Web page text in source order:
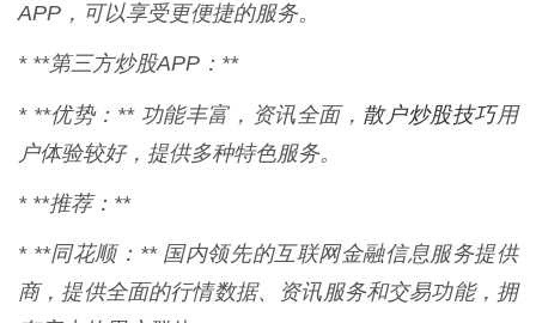
APP，可以享受更便捷的服务。
* **第三方炒股APP：**
* **优势：** 功能丰富，资讯全面， 散户炒股技巧用
户体验较好，提供多种特色服务。
* **推荐：**
* **同花顺：** 国内领先的互联网金融信息服务提供
商，提供全面的行情数据、资讯服务和交易功能，拥